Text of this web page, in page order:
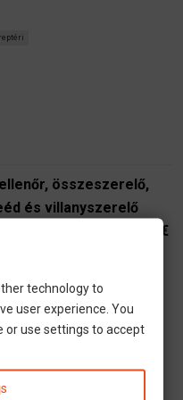
összeszerelő,
és villanyszerelő
órabér 14,87€-22,28€
technology to
user experience. You
or use settings to accept